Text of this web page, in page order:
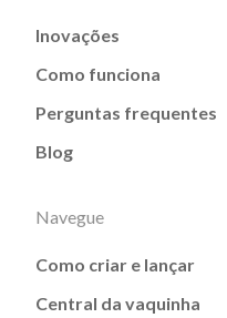
Inovações
Como funciona
Perguntas frequentes
Blog
Navegue
Como criar e lançar
Central da vaquinha